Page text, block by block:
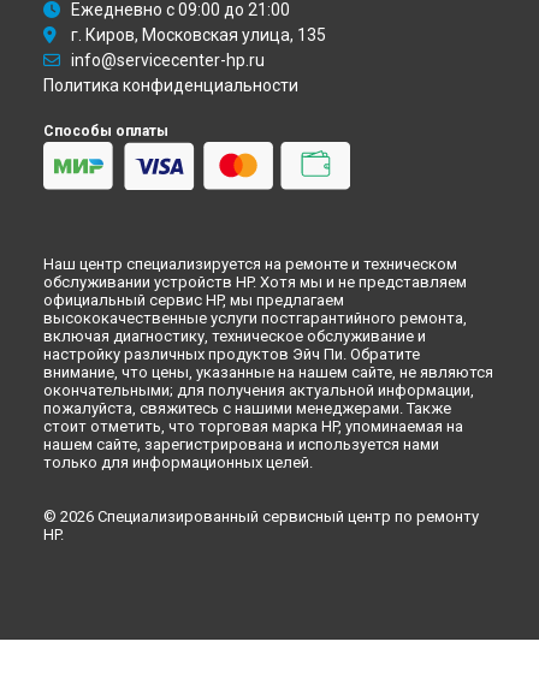
Ежедневно с 09:00 до 21:00
г. Киров, Московская улица, 135
info@servicecenter-hp.ru
Политика конфиденциальности
Способы оплаты
Наш центр специализируется на ремонте и техническом
обслуживании устройств HP. Хотя мы и не представляем
официальный сервис HP, мы предлагаем
высококачественные услуги постгарантийного ремонта,
включая диагностику, техническое обслуживание и
настройку различных продуктов Эйч Пи. Обратите
внимание, что цены, указанные на нашем сайте, не являются
окончательными; для получения актуальной информации,
пожалуйста, свяжитесь с нашими менеджерами. Также
стоит отметить, что торговая марка HP, упоминаемая на
нашем сайте, зарегистрирована и используется нами
только для информационных целей.
© 2026 Специализированный сервисный центр по ремонту
HP.